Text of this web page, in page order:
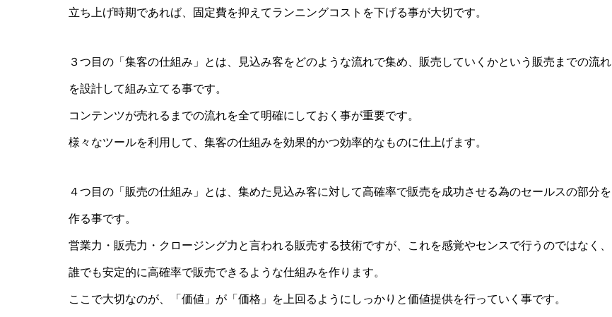
立ち上げ時期であれば、固定費を抑えてランニングコストを下げる事が大切です。
３つ目の「集客の仕組み」とは、見込み客をどのような流れで集め、販売していくかという販売までの流れ
を設計して組み立てる事です。
コンテンツが売れるまでの流れを全て明確にしておく事が重要です。
様々なツールを利用して、集客の仕組みを効果的かつ効率的なものに仕上げます。
４つ目の「販売の仕組み」とは、集めた見込み客に対して高確率で販売を成功させる為のセールスの部分を
作る事です。
営業力・販売力・クロージング力と言われる販売する技術ですが、これを感覚やセンスで行うのではなく、
誰でも安定的に高確率で販売できるような仕組みを作ります。
ここで大切なのが、「価値」が「価格」を上回るようにしっかりと価値提供を行っていく事です。